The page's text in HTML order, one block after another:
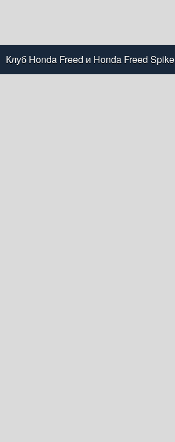
Клуб Honda Freed и Honda Freed Spike